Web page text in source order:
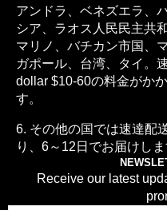
アンドラ、ベネズエラ、
シア、ラオス人民民主共
マリノ、バチカン市国、
ガポール、台湾、タイ。
dollar $10-60の料金がか
す。
6. その他の国では速達配
り、6～12日でお届けしま
Receive our latest